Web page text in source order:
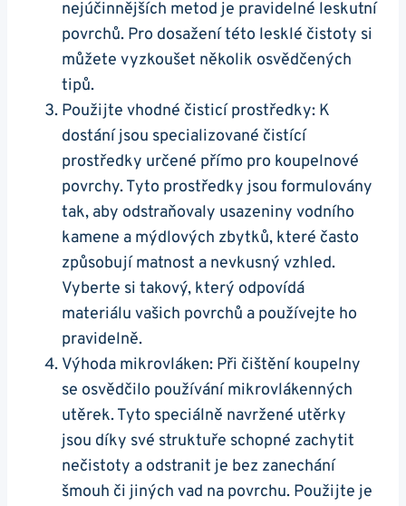
nejúčinnějších metod je pravidelné leskutní
povrchů. Pro dosažení této lesklé čistoty si
můžete vyzkoušet několik osvědčených
tipů.
Použijte vhodné čisticí prostředky: K
dostání jsou specializované čistící
prostředky určené přímo pro koupelnové
povrchy. Tyto prostředky jsou formulovány
tak, aby odstraňovaly usazeniny vodního
kamene a mýdlových zbytků, které často
způsobují matnost a nevkusný vzhled.
Vyberte si takový, který odpovídá
materiálu vašich povrchů a používejte ho
pravidelně.
Výhoda mikrovláken: Při čištění koupelny
se osvědčilo používání mikrovlákenných
utěrek. Tyto speciálně navržené utěrky
jsou díky své struktuře schopné zachytit
nečistoty a odstranit je bez zanechání
šmouh či jiných vad na povrchu. Použijte je